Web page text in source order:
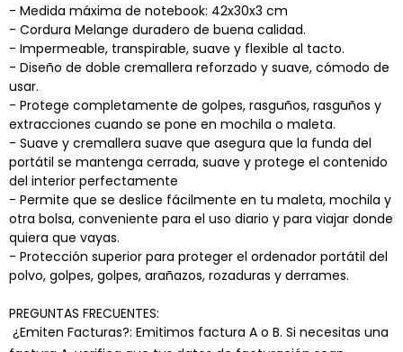
- Medida máxima de notebook: 42x30x3 cm
- Cordura Melange duradero de buena calidad.
- Impermeable, transpirable, suave y flexible al tacto.
- Diseño de doble cremallera reforzado y suave, cómodo de
usar.
- Protege completamente de golpes, rasguños, rasguños y
extracciones cuando se pone en mochila o maleta.
- Suave y cremallera suave que asegura que la funda del
portátil se mantenga cerrada, suave y protege el contenido
del interior perfectamente
- Permite que se deslice fácilmente en tu maleta, mochila y
otra bolsa, conveniente para el uso diario y para viajar donde
quiera que vayas.
- Protección superior para proteger el ordenador portátil del
polvo, golpes, golpes, arañazos, rozaduras y derrames.
PREGUNTAS FRECUENTES:
 ¿Emiten Facturas?: Emitimos factura A o B. Si necesitas una